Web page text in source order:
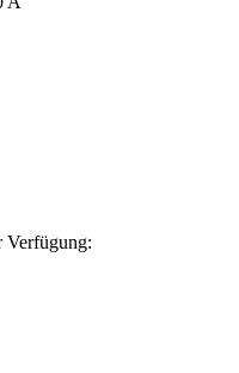
Verfügung: